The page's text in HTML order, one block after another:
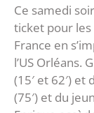
Ce samedi
ticket pour
France en
l’US Orléans.
(15′ et 62′) et
(75′) et du